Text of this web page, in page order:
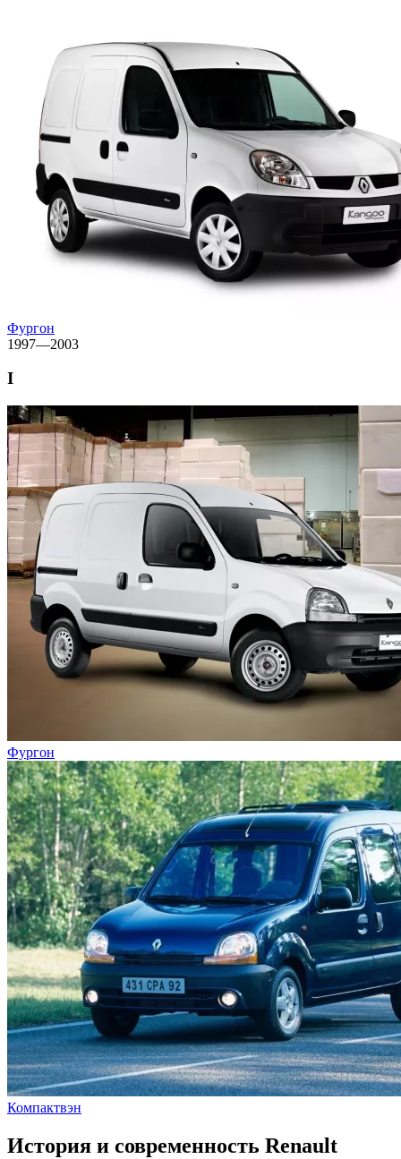
Фургон
1997—2003
I
Фургон
Компактвэн
История и современность Renault